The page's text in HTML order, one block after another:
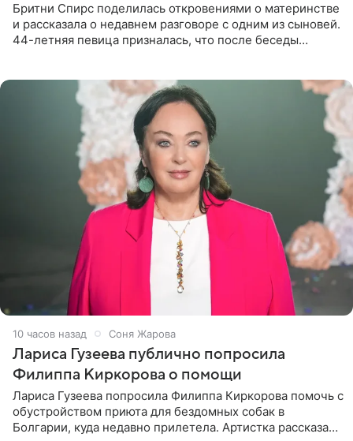
Бритни Спирс поделилась откровениями о материнстве
и рассказала о недавнем разговоре с одним из сыновей.
44-летняя певица призналась, что после беседы
10 часов назад Соня Жарова
Лариса Гузеева публично попросила
Филиппа Киркорова о помощи
Лариса Гузеева попросила Филиппа Киркорова помочь с
обустройством приюта для бездомных собак в
Болгарии, куда недавно прилетела. Артистка рассказала